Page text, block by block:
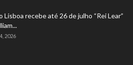
Lisboa recebe até 26 de julho “Rei Lear”
2026